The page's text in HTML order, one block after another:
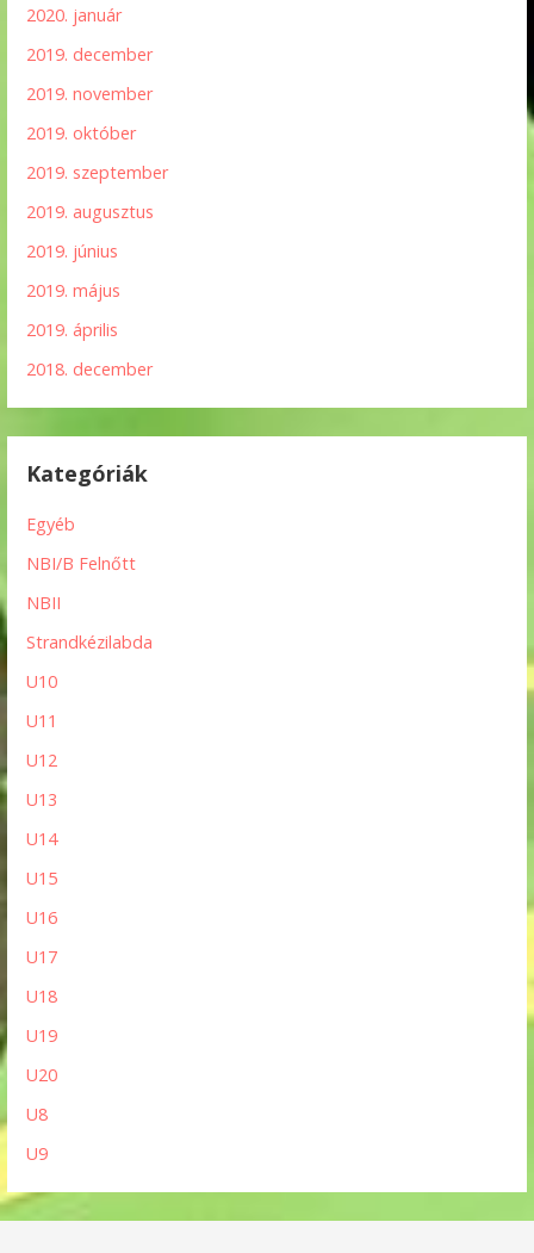
2020. január
2019. december
2019. november
2019. október
2019. szeptember
2019. augusztus
2019. június
2019. május
2019. április
2018. december
Kategóriák
Egyéb
NBI/B Felnőtt
NBII
Strandkézilabda
U10
U11
U12
U13
U14
U15
U16
U17
U18
U19
U20
U8
U9